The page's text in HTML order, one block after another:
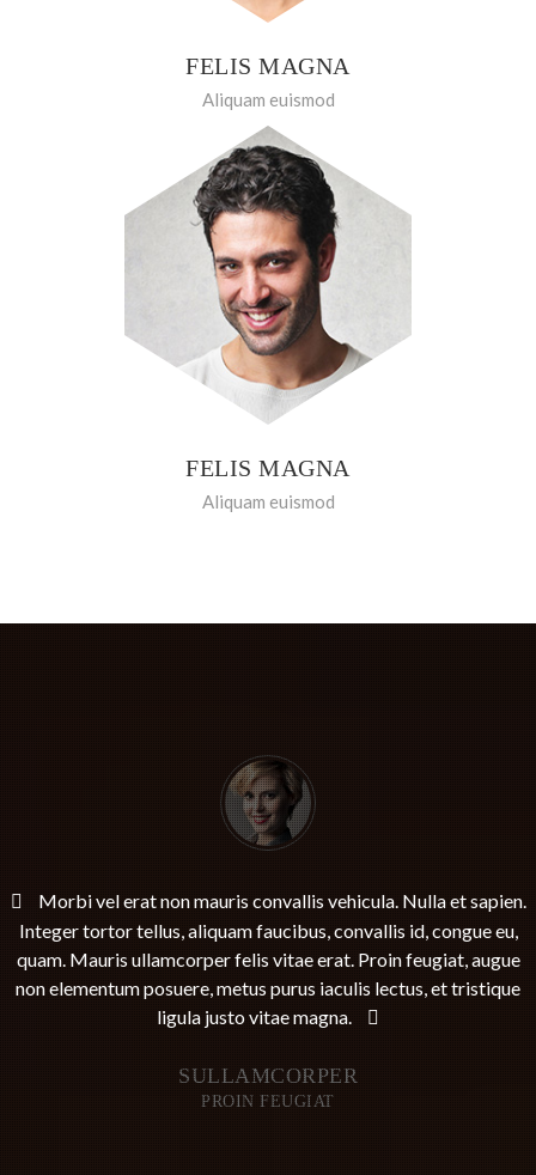
FELIS MAGNA
Aliquam euismod
FELIS MAGNA
Aliquam euismod
Morbi vel erat non mauris convallis vehicula. Nulla et sapien.
Integer tortor tellus, aliquam faucibus, convallis id, congue eu,
quam. Mauris ullamcorper felis vitae erat. Proin feugiat, augue
non elementum posuere, metus purus iaculis lectus, et tristique
ligula justo vitae magna.
SULLAMCORPER
PROIN FEUGIAT